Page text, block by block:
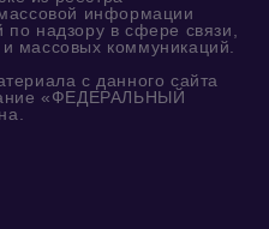
информации
надзору в сфере связи,
массовых коммуникаций.
с данного сайта
«ФЕДЕРАЛЬНЫЙ